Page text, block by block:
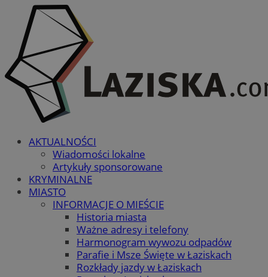
AKTUALNOŚCI
Wiadomości lokalne
Artykuły sponsorowane
KRYMINALNE
MIASTO
INFORMACJE O MIEŚCIE
Historia miasta
Ważne adresy i telefony
Harmonogram wywozu odpadów
Parafie i Msze Święte w Łaziskach
Rozkłady jazdy w Łaziskach